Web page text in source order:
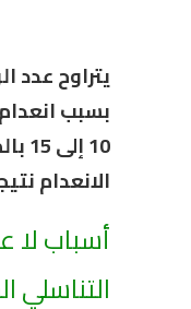
يتراوح عدد
بسبب
10
الانعدام
أسباب لا
التناسلي